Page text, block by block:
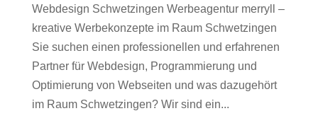
Webdesign Schwetzingen Werbeagentur merryll –
kreative Werbekonzepte im Raum Schwetzingen
Sie suchen einen professionellen und erfahrenen
Partner für Webdesign, Programmierung und
Optimierung von Webseiten und was dazugehört
im Raum Schwetzingen? Wir sind ein...